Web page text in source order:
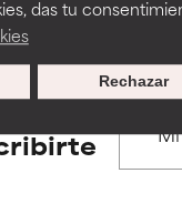
das tu
Rechazar
por su
inflamación o
con otros
por su
inflamación o
con otros